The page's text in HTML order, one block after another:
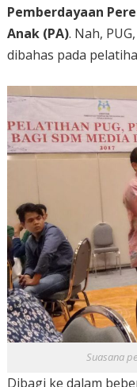
Pemberdayaan
Anak (PA). Nah,
dibahas pada
Suasana
Dibagi ke dalam